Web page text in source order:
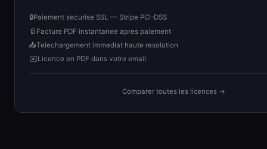
🔒Paiement securise SSL — Stripe PCI-DSS
📄 Facture PDF instantanee apres paiement
📥Telechargement immediat haute resolution
✉️Licence en PDF dans votre email
Comparer toutes les licences →